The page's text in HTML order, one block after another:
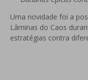
Uma novidade foi a
Lâminas do Caos
estratégias contra